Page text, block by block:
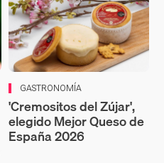
GASTRONOMÍA
'Cremositos del Zújar',
elegido Mejor Queso de
España 2026